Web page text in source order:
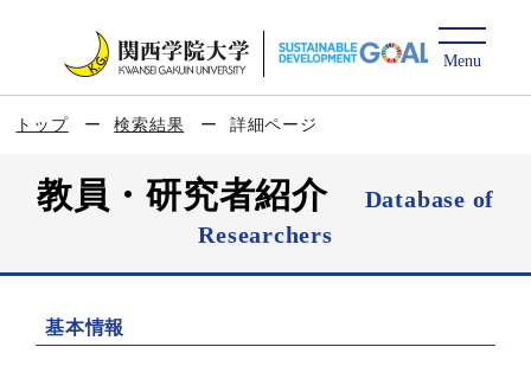
トップ 検索結果 詳細ページ
教員・研究者紹介
Database of
Researchers
基本情報